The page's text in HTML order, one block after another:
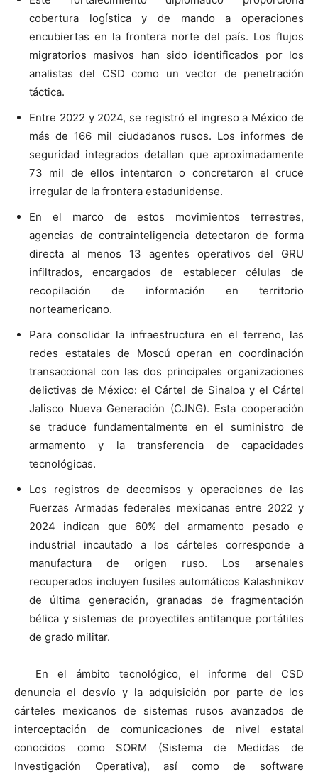
cobertura logística y de mando a operaciones
encubiertas en la frontera norte del país. Los flujos
migratorios masivos han sido identificados por los
analistas del CSD como un vector de penetración
táctica.
Entre 2022 y 2024, se registró el ingreso a México de
más de 166 mil ciudadanos rusos. Los informes de
seguridad integrados detallan que aproximadamente
73 mil de ellos intentaron o concretaron el cruce
irregular de la frontera estadunidense.
En el marco de estos movimientos terrestres,
agencias de contrainteligencia detectaron de forma
directa al menos 13 agentes operativos del GRU
infiltrados, encargados de establecer células de
recopilación de información en territorio
norteamericano.
Para consolidar la infraestructura en el terreno, las
redes estatales de Moscú operan en coordinación
transaccional con las dos principales organizaciones
delictivas de México: el Cártel de Sinaloa y el Cártel
Jalisco Nueva Generación (CJNG). Esta cooperación
se traduce fundamentalmente en el suministro de
armamento y la transferencia de capacidades
tecnológicas.
Los registros de decomisos y operaciones de las
Fuerzas Armadas federales mexicanas entre 2022 y
2024 indican que 60% del armamento pesado e
industrial incautado a los cárteles corresponde a
manufactura de origen ruso. Los arsenales
recuperados incluyen fusiles automáticos Kalashnikov
de última generación, granadas de fragmentación
bélica y sistemas de proyectiles antitanque portátiles
de grado militar.
En el ámbito tecnológico, el informe del CSD
denuncia el desvío y la adquisición por parte de los
cárteles mexicanos de sistemas rusos avanzados de
interceptación de comunicaciones de nivel estatal
conocidos como SORM (Sistema de Medidas de
Investigación Operativa), así como de software